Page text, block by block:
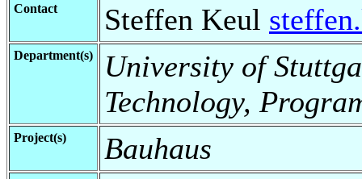
Contact Steffen Keul
Department(s)
University of
Technology,
Project(s) Bauhaus